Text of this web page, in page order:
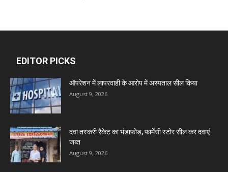
EDITOR PICKS
ऑपरेशन में लापरवाही के आरोप में अस्पताल सील किया
August 9, 2026
दवा तस्करी रैकेट का भंडाफोड़, फार्मेसी स्टोर सील कर दवाएं
जब्त
August 9, 2026